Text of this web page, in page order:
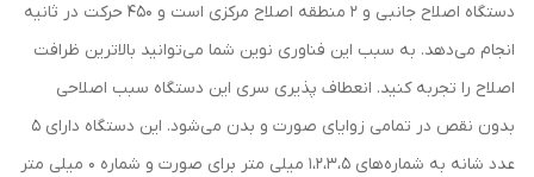
دستگاه اصلاح جانبی و 2 منطقه اصلاح مرکزی است و 450 حرکت در ثانیه
انجام می‌دهد. به سبب این فناوری نوین شما می‌توانید بالاترین ظرافت
اصلاح را تجربه کنید. انعطاف پذیری سری این دستگاه سبب اصلاحی
بدون نقص در تمامی زوایای صورت و بدن می‌شود. این دستگاه دارای 5
عدد شانه به شماره‌های 1،2،3،5 میلی متر برای صورت و شماره 0 میلی متر